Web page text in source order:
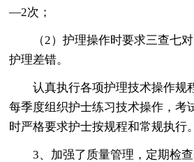
—2次；
（2）护理操作时要求三查七对
护理差错。
认真执行各项护理技术操作规程
每季度组织护士练习技术操作，考
时严格要求护士按规程和常规执行。
3、加强了质量管理，定期检查